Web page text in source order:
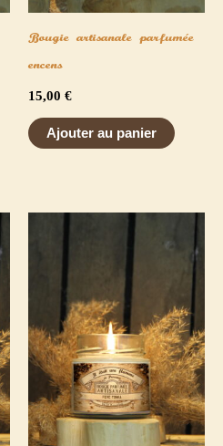
Bougie artisanale parfumée
encens
15,00 €
Ajouter au panier